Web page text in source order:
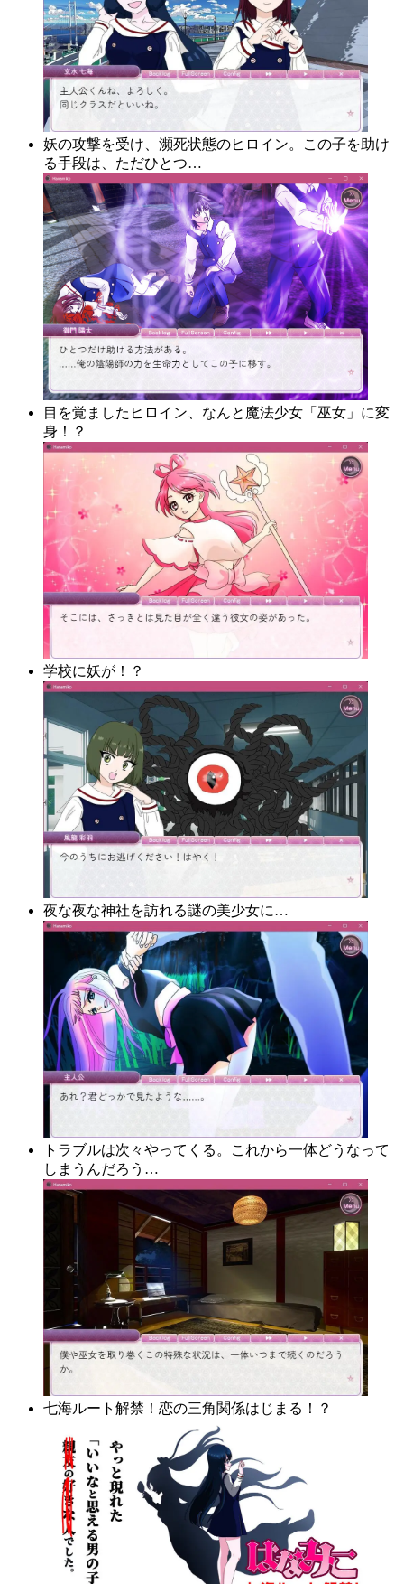
妖の攻撃を受け、瀕死状態のヒロイン。この子を助け
る手段は、ただひとつ…
目を覚ましたヒロイン、なんと魔法少女「巫女」に変
身！？
学校に妖が！？
夜な夜な神社を訪れる謎の美少女に…
トラブルは次々やってくる。これから一体どうなって
しまうんだろう…
七海ルート解禁！恋の三角関係はじまる！？